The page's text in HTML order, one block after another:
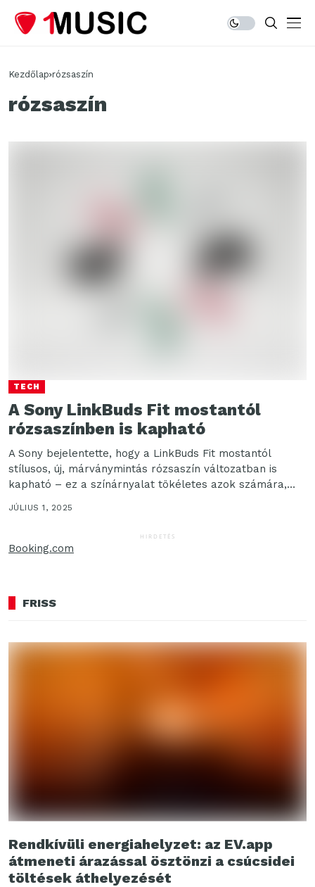
Kezdőlap rózsaszín
rózsaszín
TECH
A Sony LinkBuds Fit mostantól
rózsaszínben is kapható
A Sony bejelentette, hogy a LinkBuds Fit mostantól
stílusos, új, márványmintás rózsaszín változatban is
kapható – ez a színárnyalat tökéletes azok számára,
akik...
JÚLIUS 1, 2025
HIRDETÉS
Booking.com
FRISS
Rendkívüli energiahelyzet: az EV.app
átmeneti árazással ösztönzi a csúcsidei
töltések áthelyezését